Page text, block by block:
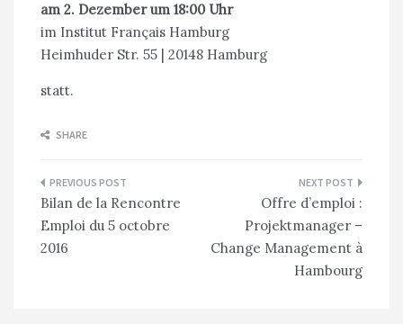
am 2. Dezember um 18:00 Uhr
im Institut Français Hamburg
Heimhuder Str. 55 | 20148 Hamburg
statt.
SHARE
Navigation
de
l’article
Bilan de la Rencontre
Emploi du 5 octobre
2016
Offre d’emploi :
Projektmanager –
Change Management à
Hambourg